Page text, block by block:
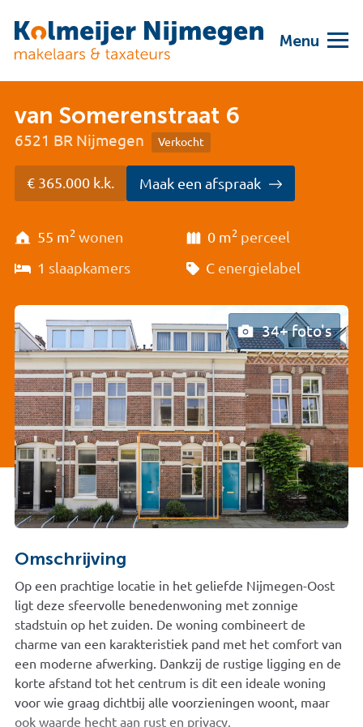
Menu
van Somerenstraat 6
6521 BR Nijmegen Verkocht
€ 365.000 k.k. Maak een afspraak
55 m2 wonen 0 m2 perceel
1 slaapkamers C energielabel
34+ foto's
Omschrijving
Op een prachtige locatie in het geliefde Nijmegen-Oost
ligt deze sfeervolle benedenwoning met zonnige
stadstuin op het zuiden. De woning combineert de
charme van een karakteristiek pand met het comfort van
een moderne afwerking. Dankzij de rustige ligging en de
korte afstand tot het centrum is dit een ideale woning
voor wie graag dichtbij alle voorzieningen woont, maar
ook waarde hecht aan rust en privacy.